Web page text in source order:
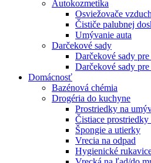
Autokozmetika
Osviežovače
Čističe palubnej
Umývanie auta
Darčekové sady
Darčekové sady
Darčekové sady
Domácnosť
Bazénová chémia
Drogéria do kuchyne
Prostriedky na
Čistiace
Špongie a utierky
Vrecia na odpad
Hygienické